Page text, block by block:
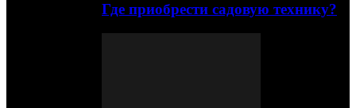
Где приобрести садовую технику?